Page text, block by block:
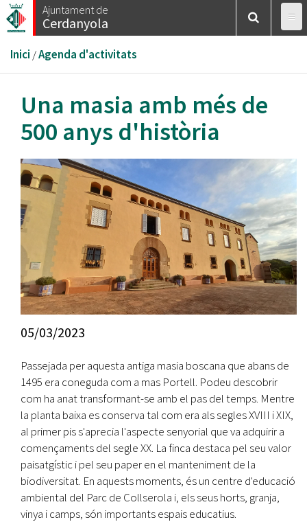
Vés
al
Ajuntament de
Cerdanyola
Esteu
aquí
Inici /Agenda d'activitats
Una masia amb més de
500 anys d'història
05/03/2023
Passejada per aquesta antiga masia boscana que abans de
1495 era coneguda com a mas Portell. Podeu descobrir
com ha anat transformant-se amb el pas del temps. Mentre
la planta baixa es conserva tal com era als segles XVIII i XIX,
al primer pis s'aprecia l'aspecte senyorial que va adquirir a
començaments del segle XX. La finca destaca pel seu valor
paisatgístic i pel seu paper en el manteniment de la
biodiversitat. En aquests moments, és un centre d'educació
ambiental del Parc de Collserola i, els seus horts, granja,
vinya i camps, són importants espais educatius.